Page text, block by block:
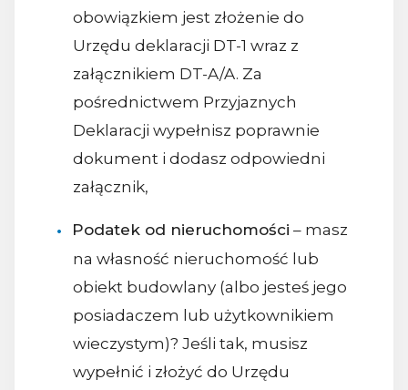
obowiązkiem jest złożenie do
Urzędu deklaracji DT-1 wraz z
załącznikiem DT-A/A. Za
pośrednictwem Przyjaznych
Deklaracji wypełnisz poprawnie
dokument i dodasz odpowiedni
załącznik,
Podatek od nieruchomości – masz
na własność nieruchomość lub
obiekt budowlany (albo jesteś jego
posiadaczem lub użytkownikiem
wieczystym)? Jeśli tak, musisz
wypełnić i złożyć do Urzędu